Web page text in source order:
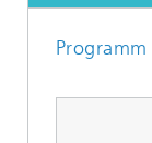
Programm